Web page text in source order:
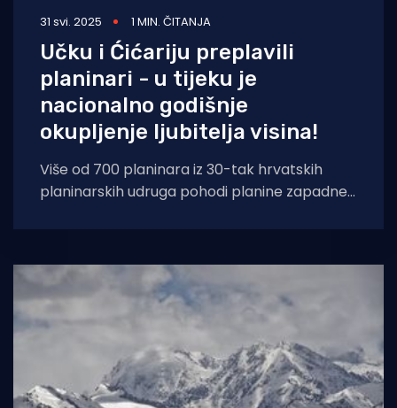
31 svi. 2025 1 MIN. ČITANJA
Učku i Ćićariju preplavili
planinari - u tijeku je
nacionalno godišnje
okupljenje ljubitelja visina!
Više od 700 planinara iz 30-tak hrvatskih
planinarskih udruga pohodi planine zapadne
dobroj